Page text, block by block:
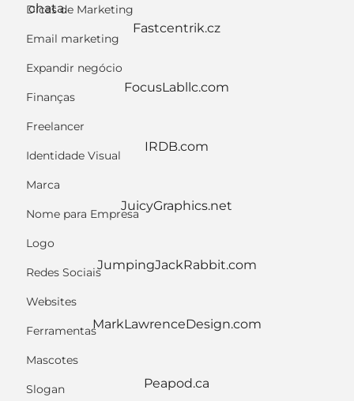
Dicas de Marketing
Email marketing
Expandir negócio
Finanças
Freelancer
Identidade Visual
Marca
Nome para Empresa
Logo
Redes Sociais
Websites
Ferramentas
Mascotes
Slogan
chata.
Fastcentrik.cz
FocusLabllc.com
IRDB.com
JuicyGraphics.net
JumpingJackRabbit.com
MarkLawrenceDesign.com
Peapod.ca